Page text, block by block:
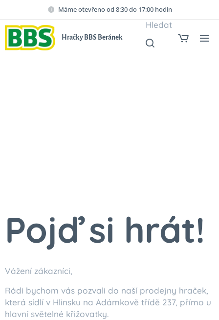
Máme otevřeno od 8:30 do 17:00 hodin
Hračky BBS Beránek
Hledat
Pojď si hrát!
Vážení zákazníci,
Rádi bychom vás pozvali do naší prodejny hraček,
která sídlí v Hlinsku na Adámkově třídě 237, přímo u
hlavní světelné křižovatky.